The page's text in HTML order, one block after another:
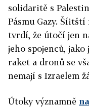
solidaritě s
Pásmu Gazy.
tvrdí, že útočí jen
jeho spojenců, jako
raket a dronů se
nemají s Izraelem
Útoky významně